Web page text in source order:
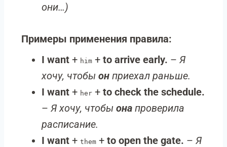
они…)
Примеры применения правила:
I want + him + to arrive early. – Я
хочу, чтобы он приехал раньше.
I want + her + to check the schedule.
– Я хочу, чтобы она проверила
расписание.
I want + them + to open the gate. – Я